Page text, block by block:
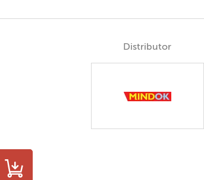
Distributor